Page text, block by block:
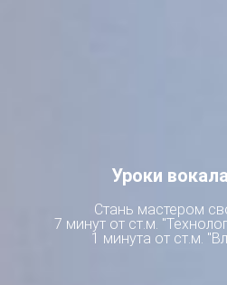
Уроки
Стань мастером
7 минут от ст.м.
1 минута от ст.м.